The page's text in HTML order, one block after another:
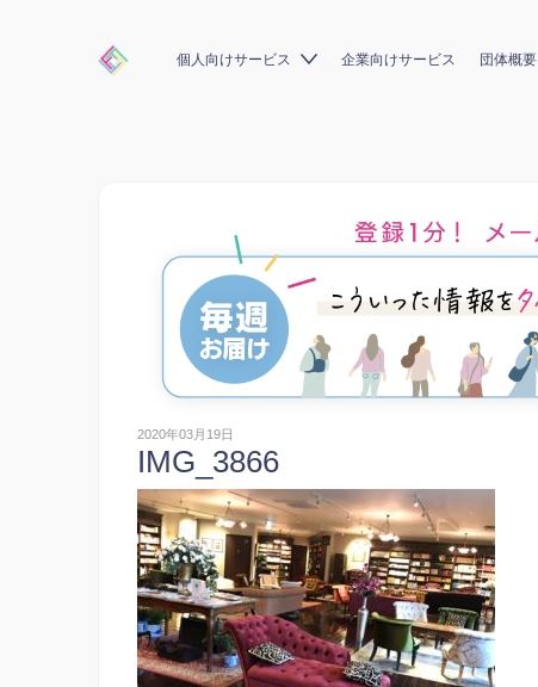
個人向けサービス 企業向けサービス 団体概要
2020年03月19日
IMG_3866